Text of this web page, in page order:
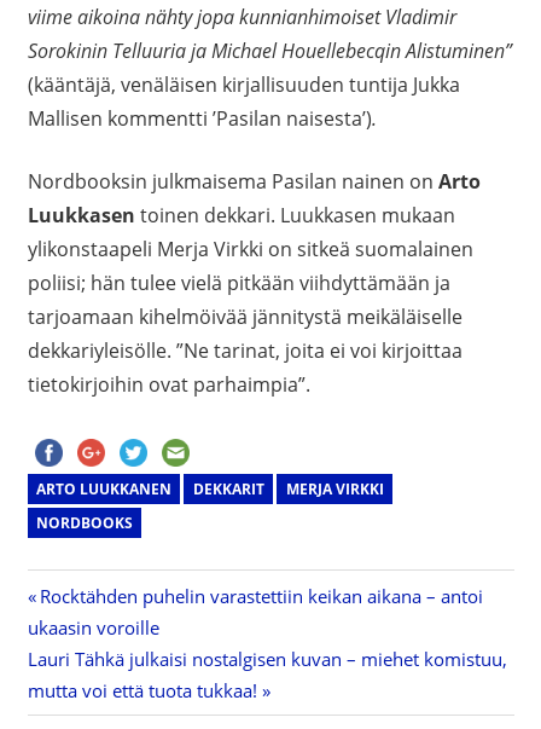
viime aikoina nähty jopa kunnianhimoiset Vladimir
Sorokinin Telluuria ja Michael Houellebecqin Alistuminen”
(kääntäjä, venäläisen kirjallisuuden tuntija Jukka
Mallisen kommentti ’Pasilan naisesta’).
Nordbooksin julkmaisema Pasilan nainen on Arto
Luukkasen toinen dekkari. Luukkasen mukaan
ylikonstaapeli Merja Virkki on sitkeä suomalainen
poliisi; hän tulee vielä pitkään viihdyttämään ja
tarjoamaan kihelmöivää jännitystä meikäläiselle
dekkariyleisölle. ”Ne tarinat, joita ei voi kirjoittaa
tietokirjoihin ovat parhaimpia”.
ARTO LUUKKANEN DEKKARIT
MERJA VIRKKI
NORDBOOKS
Artikkelien
selaus
Previous
Post:
Rocktähden puhelin varastettiin keikan aikana – antoi
ukaasin voroille
Next
Post:
Lauri Tähkä julkaisi nostalgisen kuvan – miehet komistuu,
mutta voi että tuota tukkaa!